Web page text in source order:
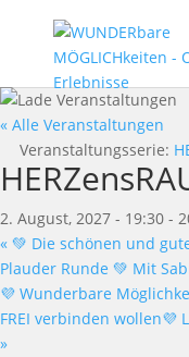
« Alle Veranstaltungen
Veranstaltungsserie:
2. August, 2027 - 19:30 -
« 💚 Die schönen und
Plauder Runde 💚 Mit
💜 Wunderbare
FREI verbinden wollen💜
»